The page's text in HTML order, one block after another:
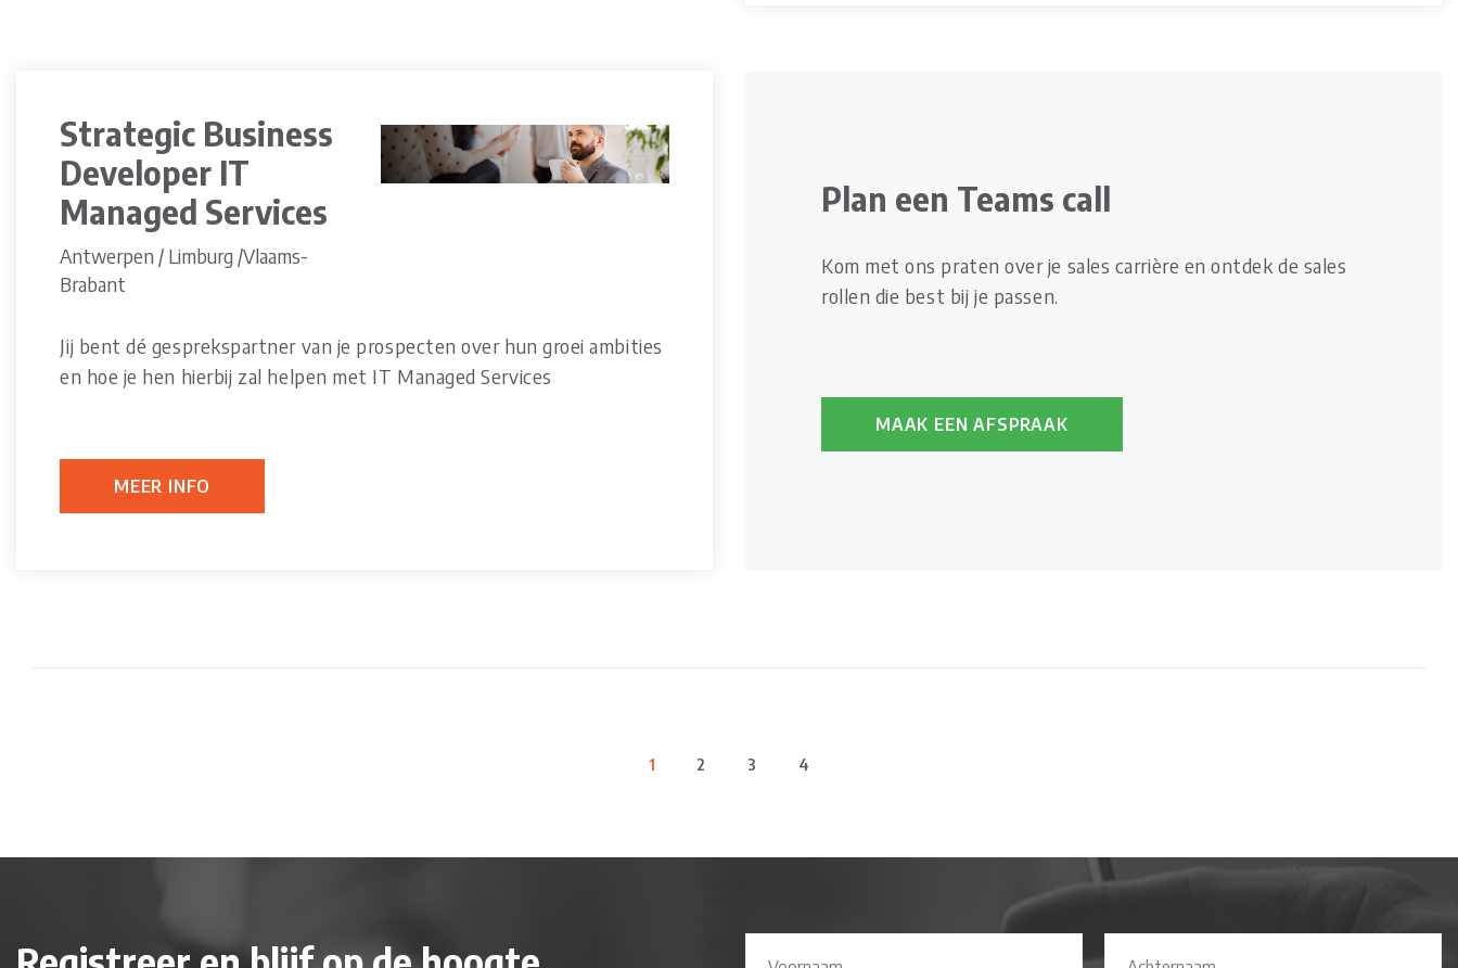
Strategic Business
Developer IT
Managed Services
Antwerpen / Limburg /Vlaams-
Brabant
Jij bent dé gesprekspartner van je prospecten over hun groei ambities
en hoe je hen hierbij zal helpen met IT Managed Services
MEER INFO
Plan een Teams call
Kom met ons praten over je sales carrière en ontdek de sales
rollen die best bij je passen.
MAAK EEN AFSPRAAK
1 2 3 4